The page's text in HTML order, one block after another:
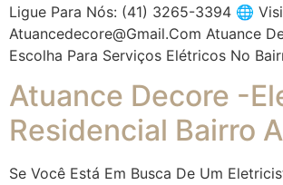
Ligue Para Nós: (41) 3265-3394 🌐
Atuancedecore@gmail.com Atuance
Escolha Para Serviços Elétricos No
Atuance Decore -
Residencial Bairro
Se Você Está Em Busca De Um